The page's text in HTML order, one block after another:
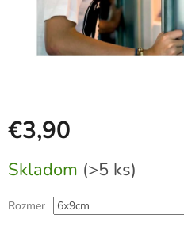
€3,90
cena:
Skladom (>5 ks)
Rozmer